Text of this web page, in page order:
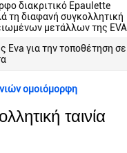
διακριτικό Epaulette
τη διαφανή συγκολλητική
μετάλλων της EVA
Eva για την τοποθέτηση σε
ομοιόμορφη
ταινία